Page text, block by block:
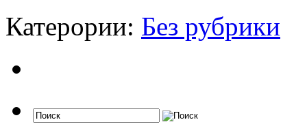
Катерории: Без рубрики